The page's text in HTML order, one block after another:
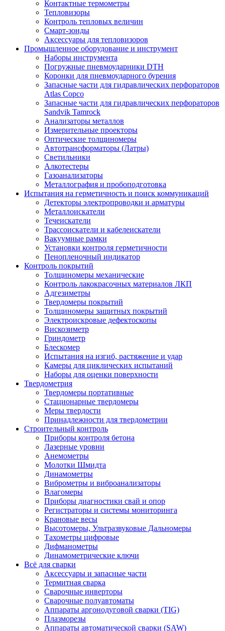
Контактные термометры
Тепловизоры
Контроль тепловых величин
Смарт-зонды
Аксессуары для тепловизоров
Промышленное оборудование и инструмент
Наборы инструмента
Погружные пневмоударники DTH
Коронки для пневмоударного бурения
Запасные части для гидравлических перфораторов
Atlas Copco
Запасные части для гидравлических перфораторов
Sandvik Tamrock
Анализаторы металлов
Измерительные проекторы
Оптические толщиномеры
Автотрансформаторы (Латры)
Светильники
Алкотестеры
Газоанализаторы
Металлография и пробоподготовка
Испытания на герметичность и поиск коммуникаций
Детекторы электропроводки и арматуры
Металлоискатели
Течеискатели
Трассоискатели и кабелеискатели
Вакуумные рамки
Установки контроля герметичности
Пенопленочный индикатор
Контроль покрытий
Толщиномеры механические
Контроль лакокрасочных материалов ЛКП
Адгезиметры
Твердомеры покрытий
Толщиномеры защитных покрытий
Электроискровые дефектоскопы
Вискозиметр
Гриндометр
Блескомер
Испытания на изгиб, растяжение и удар
Камеры для циклических испытаний
Наборы для оценки поверхности
Твердометрия
Твердомеры портативные
Стационарные твердомеры
Меры твердости
Принадлежности для твердометрии
Строительный контроль
Приборы контроля бетона
Лазерные уровни
Анемометры
Молотки Шмидта
Динамометры
Виброметры и виброанализаторы
Влагомеры
Приборы диагностики свай и опор
Регистраторы и системы мониторинга
Крановые весы
Высотомеры, Ультразвуковые Дальномеры
Тахометры цифровые
Дифманометры
Динамометрические ключи
Всё для сварки
Аксессуары и запасные части
Термитная сварка
Сварочные инверторы
Сварочные полуавтоматы
Аппараты аргонодуговой сварки (TIG)
Плазморезы
Аппараты автоматической сварки (SAW)